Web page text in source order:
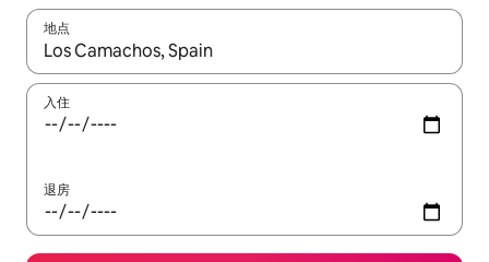
地点
如有搜索结果，请使用上下方向键查看，或通过点击或滑动手势
入住
退房